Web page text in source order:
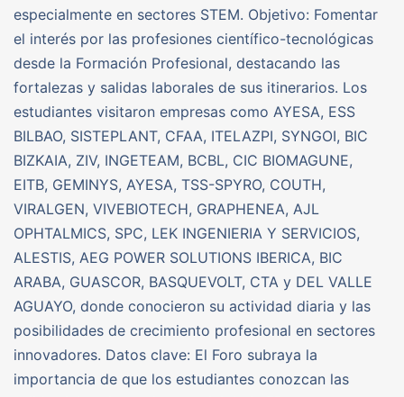
especialmente en sectores STEM. Objetivo: Fomentar
el interés por las profesiones científico-tecnológicas
desde la Formación Profesional, destacando las
fortalezas y salidas laborales de sus itinerarios. Los
estudiantes visitaron empresas como AYESA, ESS
BILBAO, SISTEPLANT, CFAA, ITELAZPI, SYNGOI, BIC
BIZKAIA, ZIV, INGETEAM, BCBL, CIC BIOMAGUNE,
EITB, GEMINYS, AYESA, TSS-SPYRO, COUTH,
VIRALGEN, VIVEBIOTECH, GRAPHENEA, AJL
OPHTALMICS, SPC, LEK INGENIERIA Y SERVICIOS,
ALESTIS, AEG POWER SOLUTIONS IBERICA, BIC
ARABA, GUASCOR, BASQUEVOLT, CTA y DEL VALLE
AGUAYO, donde conocieron su actividad diaria y las
posibilidades de crecimiento profesional en sectores
innovadores. Datos clave: El Foro subraya la
importancia de que los estudiantes conozcan las